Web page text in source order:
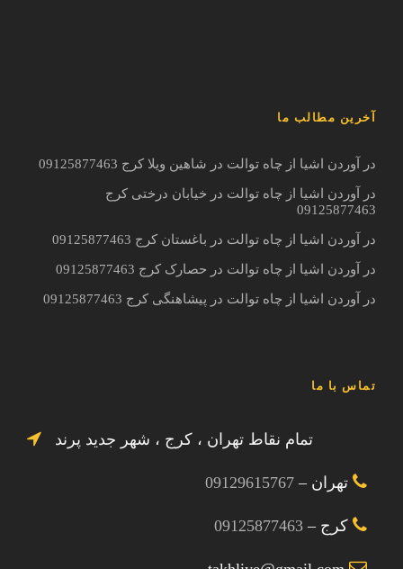
آخرین مطالب ما
در آوردن اشیا از چاه توالت در شاهین ویلا کرج 09125877463
در آوردن اشیا از چاه توالت در خیابان درختی کرج
09125877463
در آوردن اشیا از چاه توالت در باغستان کرج 09125877463
در آوردن اشیا از چاه توالت در حصارک کرج 09125877463
در آوردن اشیا از چاه توالت در پیشاهنگی کرج 09125877463
تماس با ما
تمام نقاط تهران ، کرج ، شهر جدید پرند
تهران – 09129615767
کرج – 09125877463